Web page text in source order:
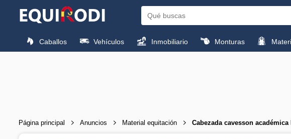
Caballos Vehículos Inmobiliario Monturas
Página principal Anuncios Material equitación Cabezada cavesson